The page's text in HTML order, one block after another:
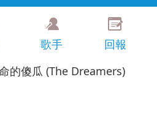
歌手
回報
的傻瓜 (The Dreamers)